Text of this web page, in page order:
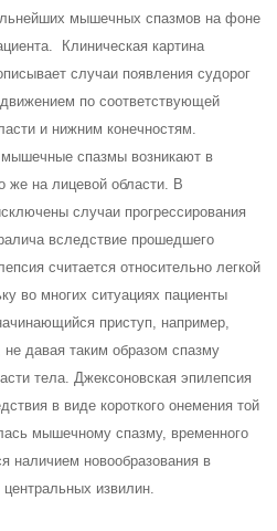
мышечных спазмов на фоне
Клиническая картина
случаи появления судорог
по соответствующей
и нижним конечностям.
спазмы возникают в
же на лицевой области. В
случаи прогрессирования
вследствие прошедшего
считается относительно легкой
во многих ситуациях пациенты
приступ, например,
давая таким образом спазму
тела. Джексоновская эпилепсия
в виде короткого онемения той
мышечному спазму, временного
наличием новообразования в
извилин.